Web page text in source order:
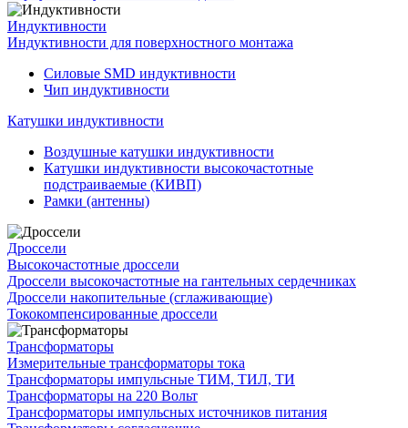
Индуктивности
Индуктивности для поверхностного монтажа
Силовые SMD индуктивности
Чип индуктивности
Катушки индуктивности
Воздушные катушки индуктивности
Катушки индуктивности высокочастотные
подстраиваемые (КИВП)
Рамки (антенны)
Дроссели
Высокочастотные дроссели
Дроссели высокочастотные на гантельных сердечниках
Дроссели накопительные (сглаживающие)
Тококомпенсированные дроссели
Трансформаторы
Измерительные трансформаторы тока
Трансформаторы импульсные ТИМ, ТИЛ, ТИ
Трансформаторы на 220 Вольт
Трансформаторы импульсных источников питания